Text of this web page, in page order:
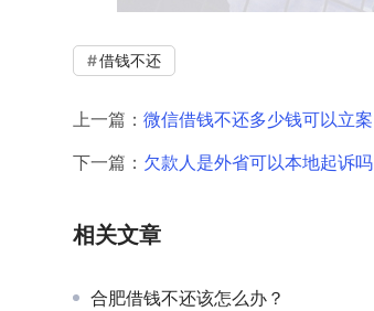
借钱不还
上一篇： 微信借钱不还多少钱可以立案
下一篇： 欠款人是外省可以本地起诉吗
相关文章
合肥借钱不还该怎么办？